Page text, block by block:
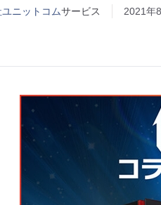
ニットコムサービス 2021年